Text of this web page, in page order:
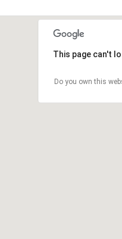
This page can't
Do you own this